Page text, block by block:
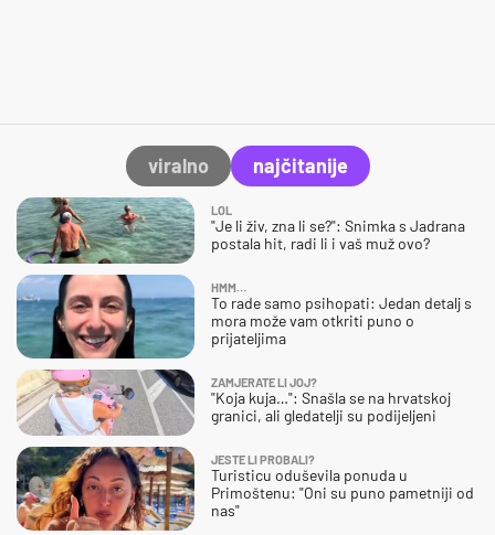
viralno najčitanije
LOL
"Je li živ, zna li se?": Snimka s Jadrana
postala hit, radi li i vaš muž ovo?
HMM…
To rade samo psihopati: Jedan detalj s
mora može vam otkriti puno o
prijateljima
ZAMJERATE LI JOJ?
"Koja kuja…": Snašla se na hrvatskoj
granici, ali gledatelji su podijeljeni
JESTE LI PROBALI?
Turisticu oduševila ponuda u
Primoštenu: "Oni su puno pametniji od
nas"